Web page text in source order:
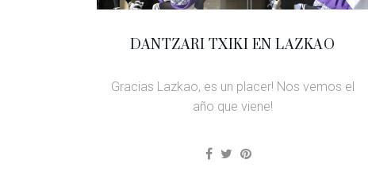
DANTZARI TXIKI EN LAZKAO
Gracias Lazkao, es un placer! Nos vemos el
año que viene!